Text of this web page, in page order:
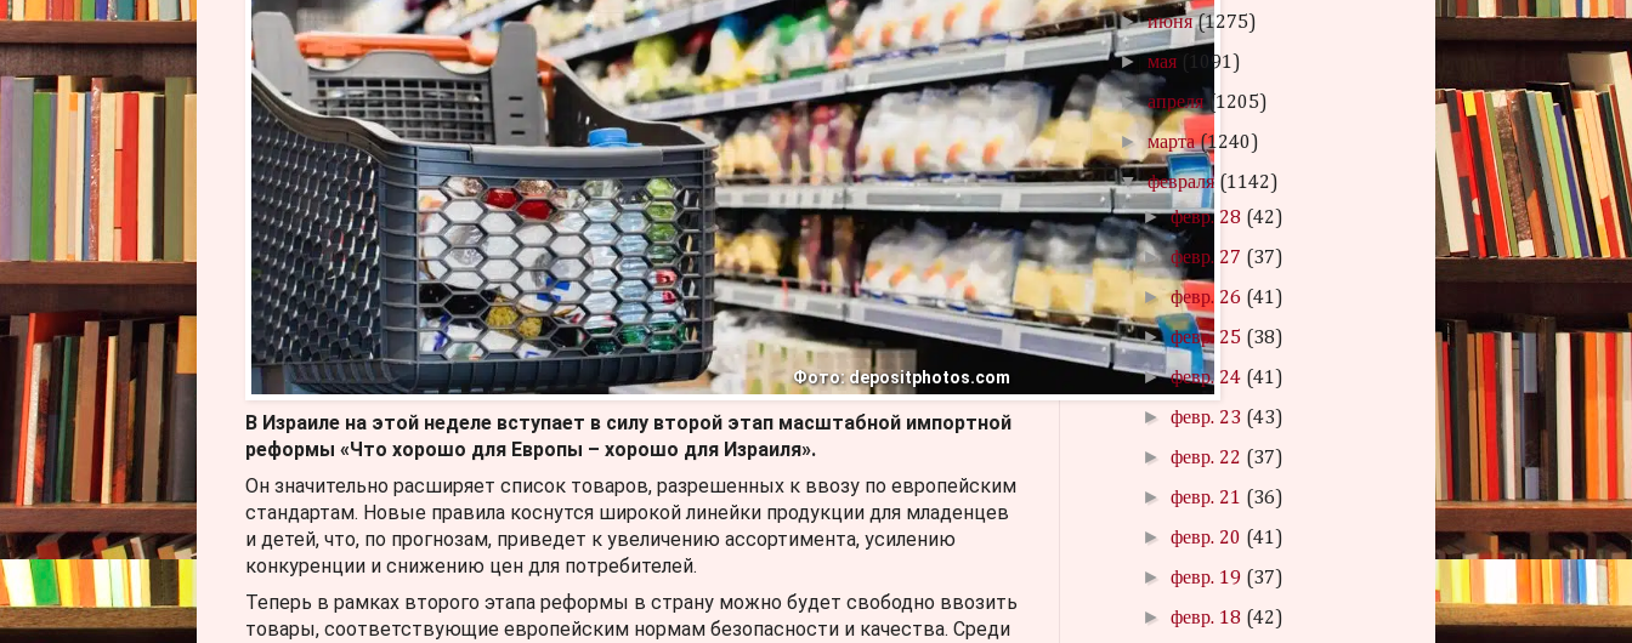
Фото: depositphotos.com
В Израиле на этой неделе вступает в силу второй этап масштабной импортной
реформы «Что хорошо для Европы – хорошо для Израиля».
Он значительно расширяет список товаров, разрешенных к ввозу по европейским
стандартам. Новые правила коснутся широкой линейки продукции для младенцев
и детей, что, по прогнозам, приведет к увеличению ассортимента, усилению
конкуренции и снижению цен для потребителей.
Теперь в рамках второго этапа реформы в страну можно будет свободно ввозить
товары, соответствующие европейским нормам безопасности и качества. Среди
►июня(1275)
►мая (1091)
►апреля (1205)
►марта(1240)
▼февраля (1142)
►февр. 28 (42)
►февр. 27 (37)
►февр. 26 (41)
►февр. 25 (38)
►февр. 24 (41)
►февр. 23 (43)
►февр. 22 (37)
►февр. 21 (36)
►февр. 20 (41)
►февр. 19 (37)
►февр. 18 (42)